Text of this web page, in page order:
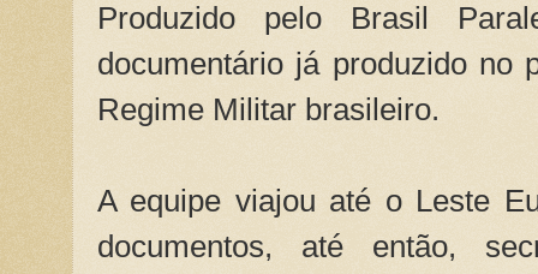
Produzido pelo Brasil
documentário já produzido no
Regime Militar brasileiro.
A equipe viajou até o Leste
documentos, até então,